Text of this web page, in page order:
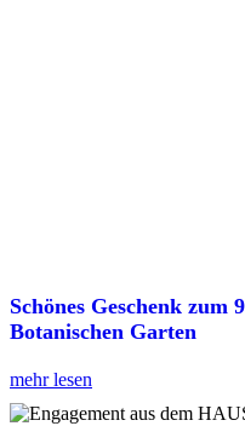
Schönes Geschenk zum
Botanischen Garten
mehr lesen